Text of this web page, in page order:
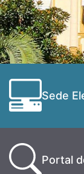
Sede
Portal